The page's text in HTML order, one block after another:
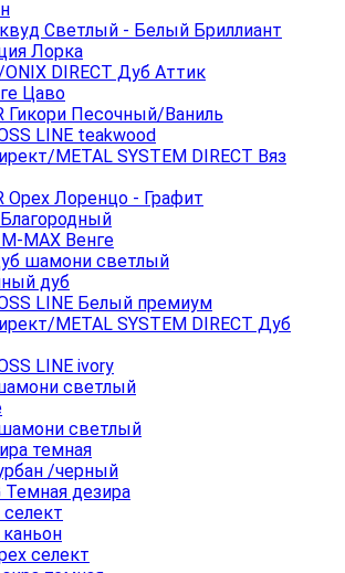
Светлый - Белый Бриллиант
Лорка
DIRECT Дуб Аттик
Цаво
Гикори Песочный/Ваниль
LINE teakwood
METAL SYSTEM DIRECT Вяз
Орех Лоренцо - Графит
MAX Венге
шамони светлый
дуб
LINE Белый премиум
METAL SYSTEM DIRECT Дуб
LINE ivory
светлый
светлый
темная
/черный
дезира
селект